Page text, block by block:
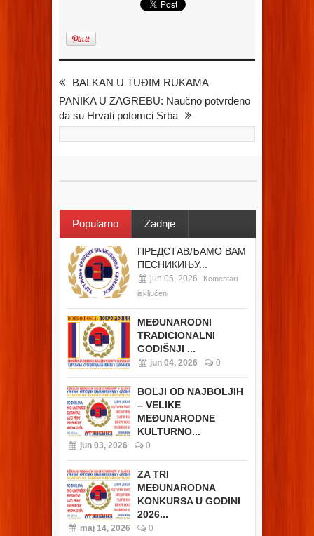
BALKAN U TUĐIM RUKAMA
PANIKA U ZAGREBU: Naučno potvrđeno
da su Hrvati potomci Srba
Popularno Zadnje
ПРЕДСТАВЉАМО ВАМ
ПЕСНИКИЊУ...
jun 05, 2026
Komentari
isključeni
MEĐUNARODNI
TRADICIONALNI
GODIŠNJI ...
jun 04, 2026 0
BOLJI OD NAJBOLJIH
– VELIKE
MEĐUNARODNE
KULTURNO...
jun 03, 2026 0
ZA TRI
MEĐUNARODNA
KONKURSA U GODINI
2026...
maj 14, 2026 0